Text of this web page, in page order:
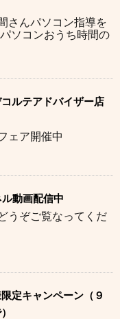
さんパソコン指導を
ソコンおうち時間の
ルテアドバイザー店
ェア開催中
動画配信中
うぞご覧なってくだ
定キャンペーン（９